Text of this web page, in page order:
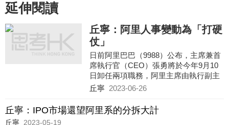
延伸閱讀
丘寧：阿里人事變動為「打硬
仗」
日前阿里巴巴（9988）公布，主席兼首
席執行官（CEO）張勇將於今年9月10
日卸任兩項職務，阿里主席由執行副主
席蔡崇信出任，CEO則由淘天集團董事
信中表示，目前是雲智能集團分拆最關
鍵明時刻，他必須全身心投入其中，因
丘寧 2023-06-26
丘寧：IPO市場還望阿里系的分拆大計
丘寧 2023-05-19